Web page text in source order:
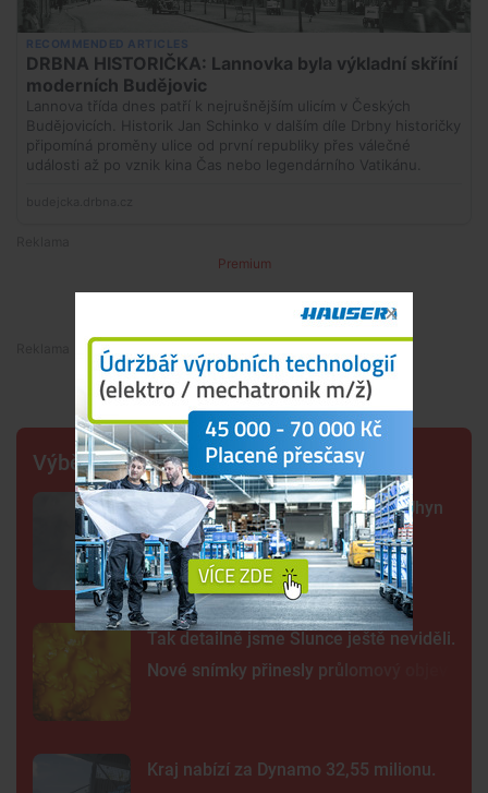
Premium
Premium
Výběr šéfredaktora
Sto mrtvých ryb v centru Budějc. Úhyn
mohl způsobit déšť a nedostatek
kyslíku
Tak detailně jsme Slunce ještě neviděli.
Nové snímky přinesly průlomový objev
Kraj nabízí za Dynamo 32,55 milionu.